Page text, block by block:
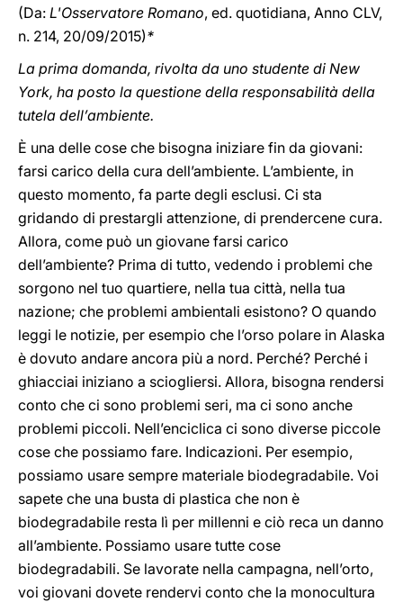
(Da: L'Osservatore Romano, ed. quotidiana, Anno CLV,
n. 214, 20/09/2015)*
La prima domanda, rivolta da uno studente di New
York, ha posto la questione della responsabilità della
tutela dell’ambiente.
È una delle cose che bisogna iniziare fin da giovani:
farsi carico della cura dell’ambiente. L’ambiente, in
questo momento, fa parte degli esclusi. Ci sta
gridando di prestargli attenzione, di prendercene cura.
Allora, come può un giovane farsi carico
dell’ambiente? Prima di tutto, vedendo i problemi che
sorgono nel tuo quartiere, nella tua città, nella tua
nazione; che problemi ambientali esistono? O quando
leggi le notizie, per esempio che l’orso polare in Alaska
è dovuto andare ancora più a nord. Perché? Perché i
ghiacciai iniziano a sciogliersi. Allora, bisogna rendersi
conto che ci sono problemi seri, ma ci sono anche
problemi piccoli. Nell’enciclica ci sono diverse piccole
cose che possiamo fare. Indicazioni. Per esempio,
possiamo usare sempre materiale biodegradabile. Voi
sapete che una busta di plastica che non è
biodegradabile resta lì per millenni e ciò reca un danno
all’ambiente. Possiamo usare tutte cose
biodegradabili. Se lavorate nella campagna, nell’orto,
voi giovani dovete rendervi conto che la monocultura